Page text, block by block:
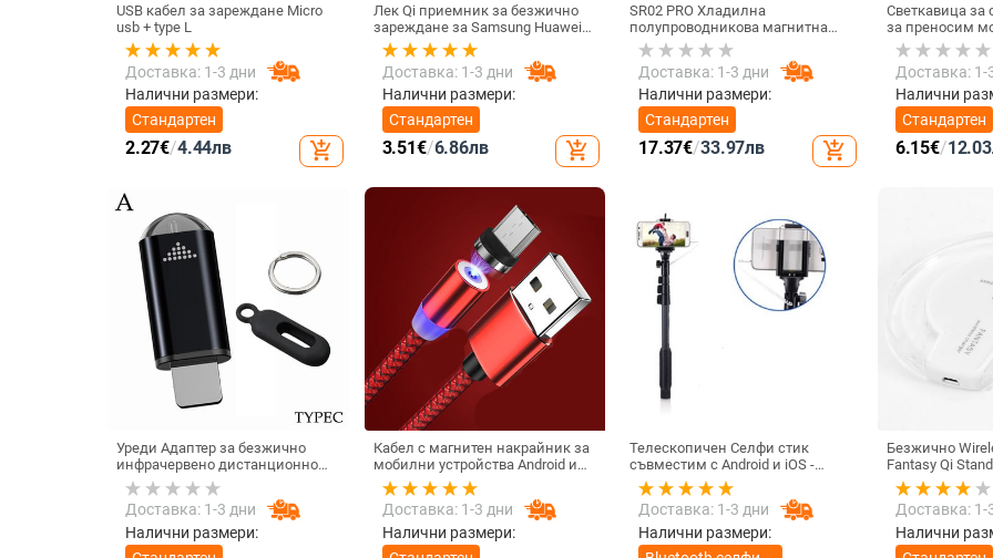
USB кабел за зареждане Micro
usb + type L
Доставка: 1-3 дни
Налични размери:
Стандартен
2.27€/4.44лв add_shopping_cart
Лек Qi приемник за безжично
зареждане за Samsung Huawei
Xiaomi Универсален Micro USB
Type C Бърз адаптер за
безжично зареждане
Доставка: 1-3 дни
Налични размери:
Стандартен
3.51€/6.86лв add_shopping_cart
SR02 PRO Хладилна
полупроводникова магнитна
задна щипка за мобилен
телефон Радиатор за игра на
живо Цифров дисплей
Директна доставка от
фабриката
Доставка: 1-3 дни
Налични размери:
Стандартен
17.37€/33.97лв add_shopping_cart
Светкавица за
за преносим
Запълваща
фотография,
Доставка: 1-
Налични
Стандартен
6.15€/12.03
Уреди Адаптер за безжично
инфрачервено дистанционно
управление Интелигентно
приложение за управление на
телефона Инфрачервен
предавател за IPhone и Android
телефон
Доставка: 1-3 дни
Налични размери:
Кабел с магнитен накрайник за
мобилни устройства Android и
iOS - бързо зареждане и
синхронизиране TYPE-C, Micro
USB и LIghting в
Доставка: 1-3 дни
Налични размери:
Телескопичен Селфи стик
съвместим с Android и iOS -
Черен
Доставка: 1-3 дни
Налични размери:
Безжично
Fantasy Qi
5W и тип на
бял цвят
Доставка: 1-
Налични